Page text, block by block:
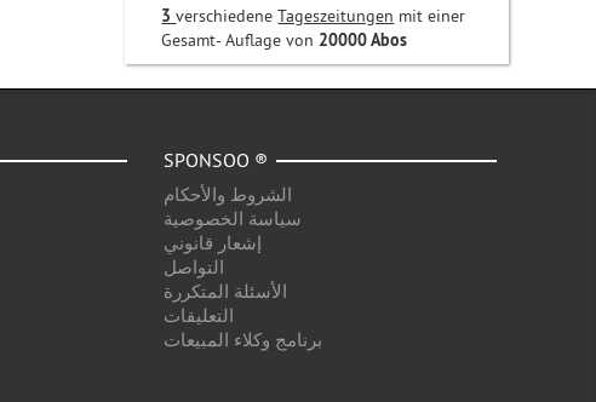
3verschiedeneTageszeitungen mit einer
Gesamt- Auflage von 20000 Abos
SPONSOO ®
الشروط والأحكام
سياسة الخصوصية
إشعار قانوني
التواصل
الأسئلة المتكررة
التعليقات
برنامج وكلاء المبيعات